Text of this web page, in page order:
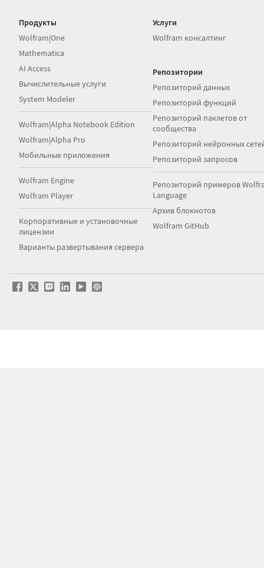
Продукты
Wolfram|One
Mathematica
AI Access
Вычислительные услуги
System Modeler
Wolfram|Alpha Notebook Edition
Wolfram|Alpha Pro
Мобильные приложения
Wolfram Engine
Wolfram Player
Корпоративные и установочные
лицензии
Варианты развертывания сервера
Услуги
Wolfram консалтинг
Репозитории
Репозиторий данных
Репозиторий функций
Репозиторий паклетов от
сообщества
Репозиторий нейронных
Репозиторий запросов
Репозиторий примеров
Language
Архив блокнотов
Wolfram GitHub